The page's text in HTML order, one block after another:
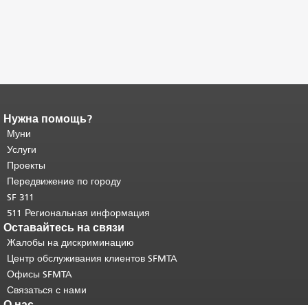
Конец содержимого
страницы.
страницы повторяется на каждой
странице.
основного содержимого .
Нужна помощь?
Муни
Услуги
Проекты
Передвижение по городу
SF 311
511 Региональная информация
Оставайтесь на связи
Жалобы на дискриминацию
Центр обслуживания клиентов SFMTA
Офисы SFMTA
Связаться с нами